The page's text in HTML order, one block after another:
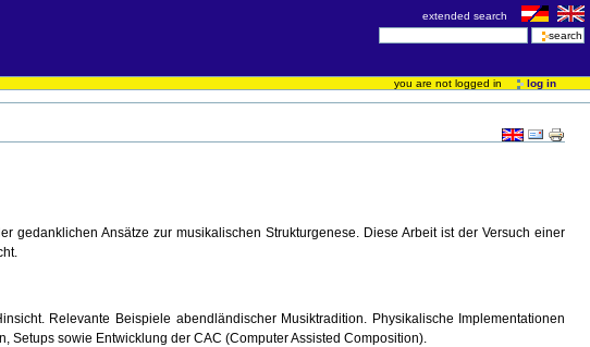
extended search
you are not logged in
log in
Ansätze zur musikalischen Strukturgenese. Diese Arbeit ist der Versuch einer
Relevante Beispiele abendländischer Musiktradition. Physikalische Implementationen
sowie Entwicklung der CAC (Computer Assisted Composition).